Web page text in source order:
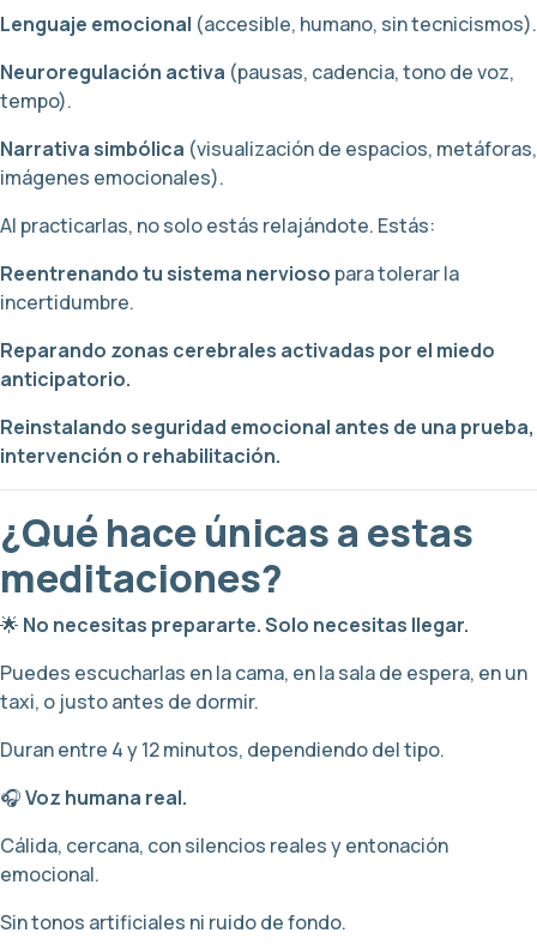
Lenguaje emocional (accesible, humano, sin tecnicismos).
Neuroregulación activa (pausas, cadencia, tono de voz,
tempo).
Narrativa simbólica (visualización de espacios, metáforas,
imágenes emocionales).
Al practicarlas, no solo estás relajándote. Estás:
Reentrenando tu sistema nervioso para tolerar la
incertidumbre.
Reparando zonas cerebrales activadas por el miedo
anticipatorio.
Reinstalando seguridad emocional antes de una prueba,
intervención o rehabilitación.
¿Qué hace únicas a estas
meditaciones?
🌟 No necesitas prepararte. Solo necesitas llegar.
Puedes escucharlas en la cama, en la sala de espera, en un
taxi, o justo antes de dormir.
Duran entre 4 y 12 minutos, dependiendo del tipo.
🎧Voz humana real.
Cálida, cercana, con silencios reales y entonación
emocional.
Sin tonos artificiales ni ruido de fondo.